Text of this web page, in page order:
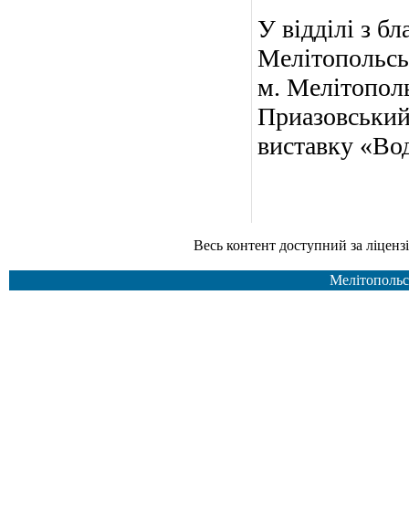
У відділі з
м.
виставку
Весь контент доступний за ліцензією Creative